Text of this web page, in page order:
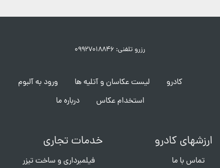
رزرو تلفنی: ۰۹۹۲۷۰۱۸۸۴۶
کادرو لیست عکاسان و آتلیه ها
ورود به آلبوم
استخدام عکاس
درباره ما
ارزشهای کادرو
تماس با ما
خدمات تجاری
فیلمبرداری و ساخت تیزر